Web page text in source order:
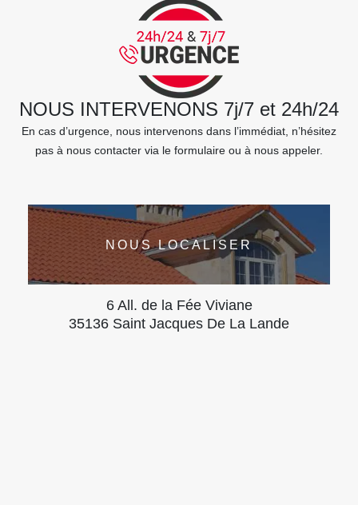
NOUS INTERVENONS 7j/7 et 24h/24
En cas d’urgence, nous intervenons dans l’immédiat, n’hésitez
pas à nous contacter via le formulaire ou à nous appeler.
NOUS LOCALISER
6 All. de la Fée Viviane
35136 Saint Jacques De La Lande